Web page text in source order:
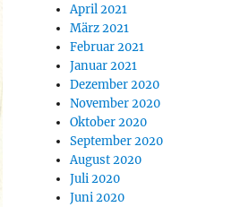
April 2021
März 2021
Februar 2021
Januar 2021
Dezember 2020
November 2020
Oktober 2020
September 2020
August 2020
Juli 2020
Juni 2020